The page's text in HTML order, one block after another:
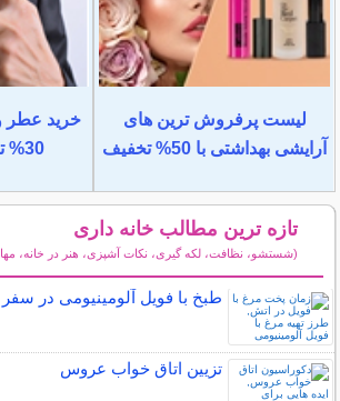
لیست پرفروش ترین های
آرایشی بهداشتی با 50% تخفیف
خرید عطر
30% تخفیف از روژا
تازه ترین مطالب خانه داری
(شستشو، نظافت، لکه گیری، نکات آشپزی، هنر در خانه،
طبخ با فویل آلومینیومی در سفر
تزیین اتاق خواب عروس